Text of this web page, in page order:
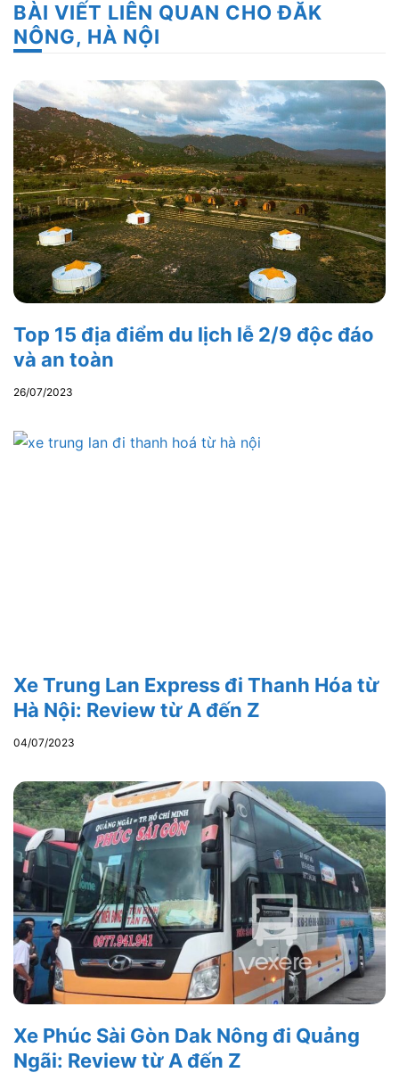
BÀI VIẾT LIÊN QUAN CHO ĐĂK
NÔNG, HÀ NỘI
Top 15 địa điểm du lịch lễ 2/9 độc đáo
và an toàn
26/07/2023
Xe Trung Lan Express đi Thanh Hóa từ
Hà Nội: Review từ A đến Z
04/07/2023
Xe Phúc Sài Gòn Dak Nông đi Quảng
Ngãi: Review từ A đến Z